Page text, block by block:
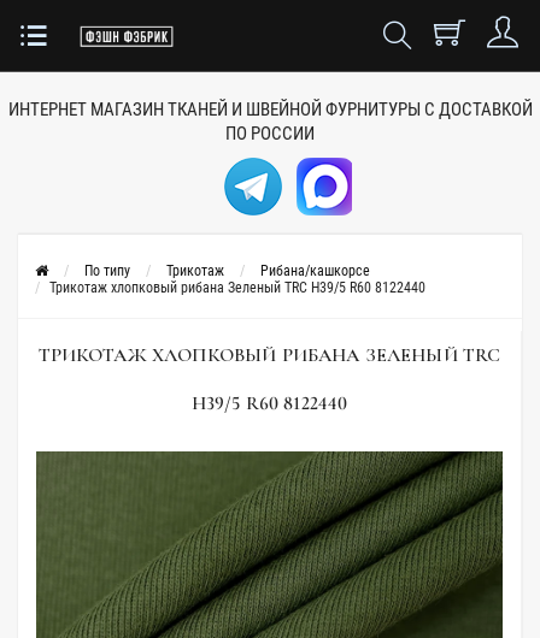
ИНТЕРНЕТ МАГАЗИН ТКАНЕЙ И ШВЕЙНОЙ ФУРНИТУРЫ С ДОСТАВКОЙ
ПО РОССИИ
По типу Трикотаж
Рибана/кашкорсе
Трикотаж хлопковый рибана Зеленый TRC H39/5 R60 8122440
ТРИКОТАЖ ХЛОПКОВЫЙ РИБАНА ЗЕЛЕНЫЙ TRC
H39/5 R60 8122440